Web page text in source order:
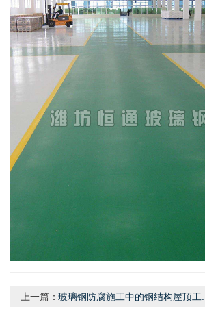
上一篇：玻璃钢防腐施工中的钢结构屋顶工...